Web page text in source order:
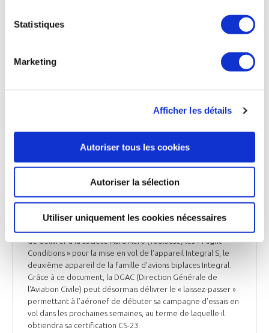
Statistiques
Marketing
Afficher les détails
Autoriser tous les cookies
Autoriser la sélection
Utiliser uniquement les cookies nécessaires
sera proposé en trois versions : le Cassio 330, doté de cinq
sièges avec une puissance de propulsion électrique-hybride
une puissance de 480 kilowatts, et le Cassio 600, doté de 12
sièges pour une puissance de 600 kilowatts. L'autonomie des
portée de 1300 km et une vitesse de croisière de 370 km/h.
L'EASA délivre le « Permit to fly » à Aura Aero
pour l'Integral S
de délivrer à la société Aura Aero (Toulouse) les « Flight
Conditions » pour la mise en vol de l’appareil Integral S, le
deuxième appareil de la famille d’avions biplaces Integral.
Grâce à ce document, la DGAC (Direction Générale de
l'Aviation Civile) peut désormais délivrer le « laissez-passer »
permettant à l’aéronef de débuter sa campagne d’essais en
vol dans les prochaines semaines, au terme de laquelle il
obtiendra sa certification CS-23.